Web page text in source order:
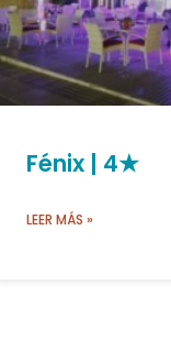
Fénix | 4★
LEER MÁS »